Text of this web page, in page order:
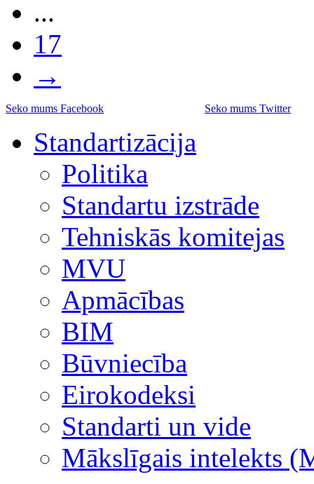
...
17
→
Seko mums Facebook Seko mums Twitter
Standartizācija
Politika
Standartu izstrāde
Tehniskās komitejas
MVU
Apmācības
BIM
Būvniecība
Eirokodeksi
Standarti un vide
Mākslīgais intelekts